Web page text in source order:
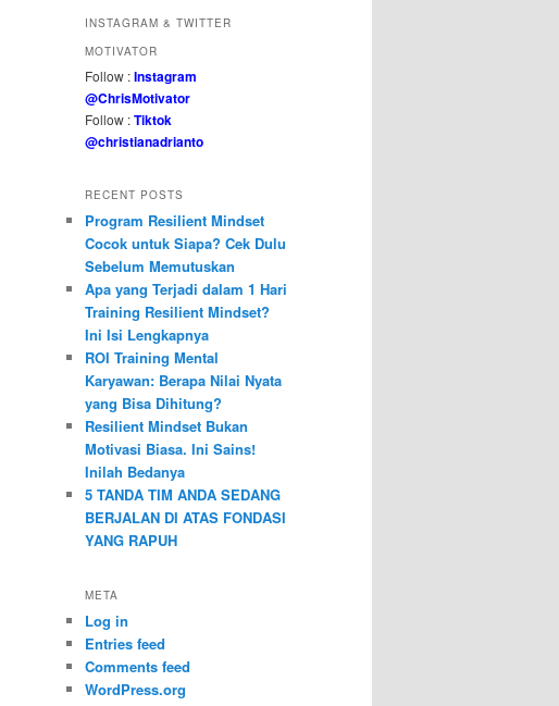
INSTAGRAM & TWITTER
MOTIVATOR
Follow :Instagram
@ChrisMotivator
Follow :Tiktok
@christianadrianto
RECENT POSTS
Program Resilient Mindset
Cocok untuk Siapa? Cek Dulu
Sebelum Memutuskan
Apa yang Terjadi dalam 1 Hari
Training Resilient Mindset?
Ini Isi Lengkapnya
ROI Training Mental
Karyawan: Berapa Nilai Nyata
yang Bisa Dihitung?
Resilient Mindset Bukan
Motivasi Biasa. Ini Sains!
Inilah Bedanya
5 TANDA TIM ANDA SEDANG
BERJALAN DI ATAS FONDASI
YANG RAPUH
META
Log in
Entries feed
Comments feed
WordPress.org